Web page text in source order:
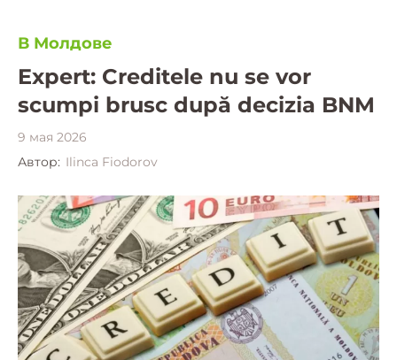
В Молдове
Expert: Creditele nu se vor
scumpi brusc după decizia BNM
9 мая 2026
Автор: Ilinca Fiodorov